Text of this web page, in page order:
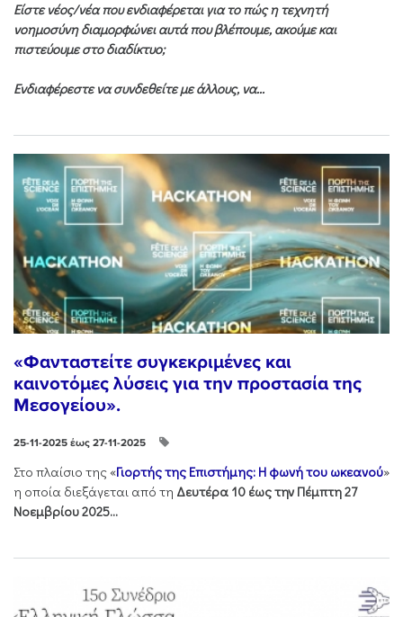
Είστε νέος/νέα που ενδιαφέρεται για το πώς η τεχνητή
νοημοσύνη διαμορφώνει αυτά που βλέπουμε, ακούμε και
πιστεύουμε στο διαδίκτυο;
Ενδιαφέρεστε να συνδεθείτε με άλλους, να...
«Φανταστείτε συγκεκριμένες και
καινοτόμες λύσεις για την προστασία της
Μεσογείου».
25-11-2025 έως 27-11-2025
Στo πλαίσιo της «Γιορτής της Επιστήμης: Η φωνή του ωκεανού»
η οποία διεξάγεται από τη Δευτέρα 10 έως την Πέμπτη 27
Νοεμβρίου 2025...